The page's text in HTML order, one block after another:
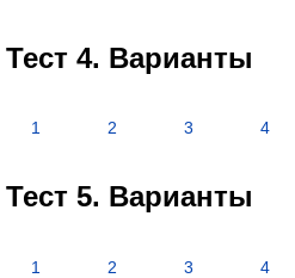
Тест 4. Варианты
1 2 3 4
Тест 5. Варианты
1 2 3 4